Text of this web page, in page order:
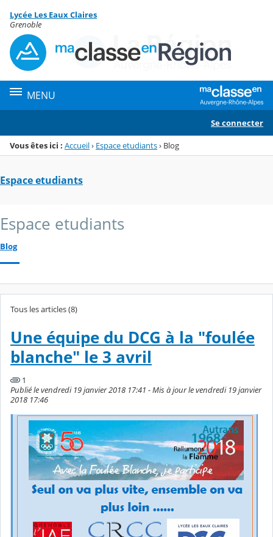
Menu de la rubrique
Contenu
Lycée Les Eaux Claires
Grenoble
MENU
Se connecter
Vous êtes ici : Accueil› Espace etudiants› Blog
Espace etudiants
Espace etudiants
Blog
Tous les articles (8)
Une équipe du DCG à la "foulée
blanche" le 3 avril
1
Publié le vendredi 19 janvier 2018 17:41 - Mis à jour le vendredi 19 janvier
2018 17:46